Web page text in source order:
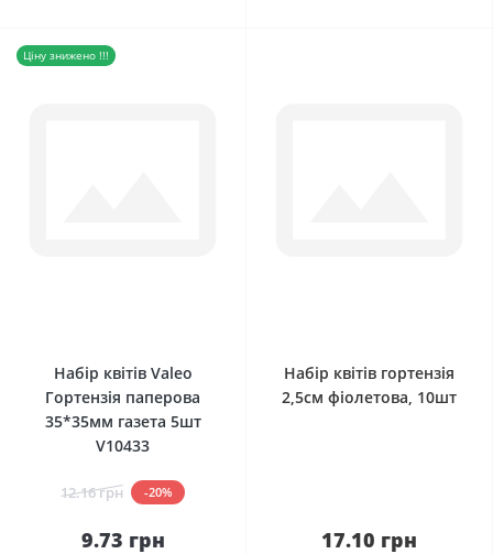
Ціну знижено !!!
Набір квітів Valeo
Гортензія паперова
35*35мм газета 5шт
V10433
12.16 грн -20%
9.73 грн
Набір квітів гортензія
2,5см фіолетова, 10шт
17.10 грн